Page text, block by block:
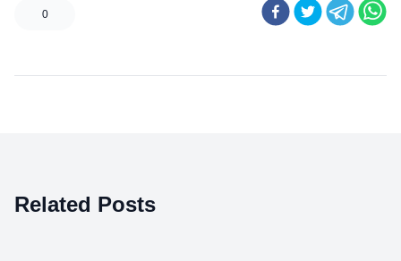
0
Related Posts